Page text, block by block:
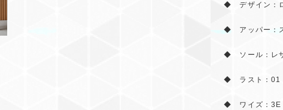
◆ デザイン：
◆ アッパー：
◆ ソール：レ
◆ ラスト：01
◆ ワイズ：3E